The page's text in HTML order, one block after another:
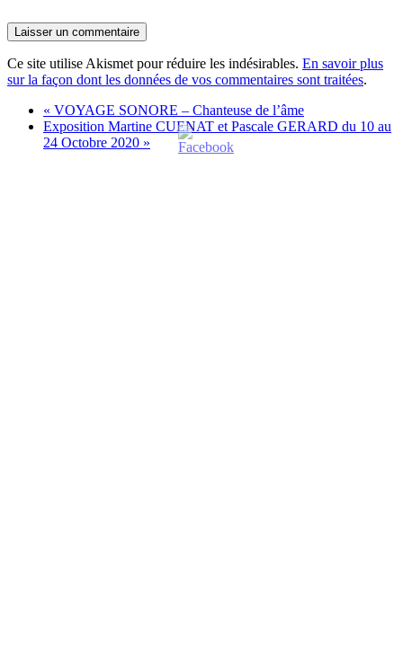
Ce site utilise Akismet pour réduire les indésirables. En savoir plus
sur la façon dont les données de vos commentaires sont traitées.
« VOYAGE SONORE – Chanteuse de l’âme
Exposition Martine CUENAT et Pascale GERARD du 10 au
24 Octobre 2020 »